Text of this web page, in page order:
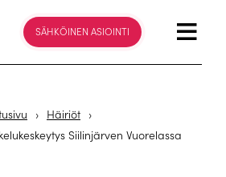
SÄHKÖINEN ASIOINTI
› Häiriöt ›
Siilinjärven Vuorelassa